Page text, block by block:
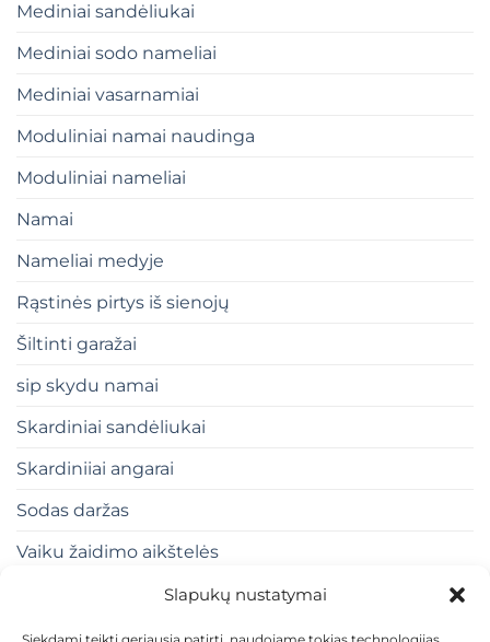
Slapukų nustatymai
Mediniai sandėliukai
Mediniai sodo nameliai
Mediniai vasarnamiai
Moduliniai namai naudinga
Moduliniai nameliai
Namai
Nameliai medyje
Rąstinės pirtys iš sienojų
Šiltinti garažai
sip skydu namai
Skardiniai sandėliukai
Skardiniiai angarai
Sodas daržas
Vaiku žaidimo aikštelės